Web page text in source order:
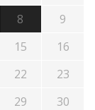
8
9
15
16
22
23
29
30